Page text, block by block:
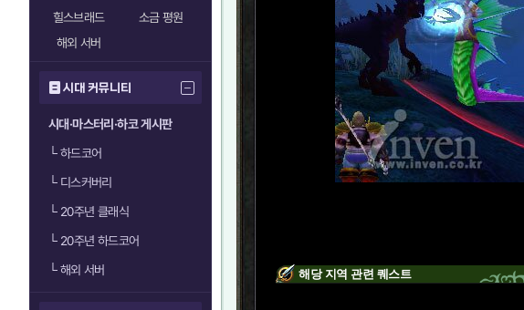
힐스브래드
소금 평원
해외 서버
시대 커뮤니티
시대·마스터리·하코 게시판
└하드코어
└디스커버리
└20주년 클래식
└20주년 하드코어
└해외 서버 해당 지역 관련 퀘스트